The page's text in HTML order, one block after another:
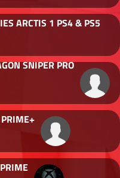
ARCTIS 1 PS4 & PS5
SNIPER PRO